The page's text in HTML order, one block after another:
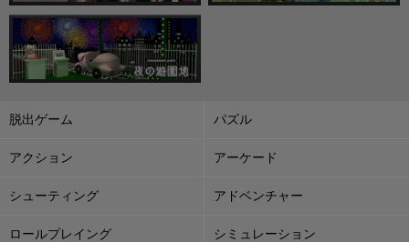
脱出ゲーム パズル
アクション アーケード
シューティング アドベンチャー
ロールプレイング シミュレーション